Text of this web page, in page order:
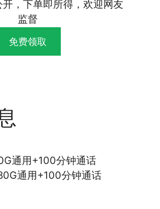
，下单即所得，欢迎网友
监督
免费领取
通用+100分钟通话
通用+100分钟通话